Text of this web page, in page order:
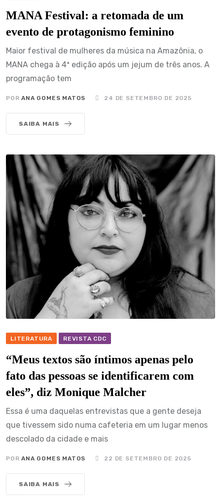
MANA Festival: a retomada de um
evento de protagonismo feminino
Maior festival de mulheres da música na Amazônia, o
MANA chega à 4ª edição após um jejum de três anos. A
programação tem
PORANA GOMES MATOS 24 DE SETEMBRO DE 2025
SAIBA MAIS
LITERATURA REVISTA CDC
“Meus textos são íntimos apenas pelo
fato das pessoas se identificarem com
eles”, diz Monique Malcher
Essa é uma daquelas entrevistas que a gente deseja
que tivessem sido numa cafeteria em um lugar menos
descolado da cidade e mais
PORANA GOMES MATOS 22 DE SETEMBRO DE 2025
SAIBA MAIS